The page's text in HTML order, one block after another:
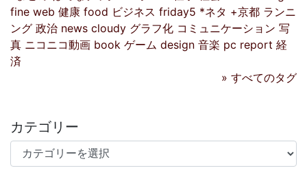
fine web 健康 food ビジネス friday5 *ネタ +京都 ランニ
ング 政治 news cloudy グラフ化 コミュニケーション 写
真 ニコニコ動画 book ゲーム design 音楽 pc report 経
済
» すべてのタグ
カテゴリー
カテゴリー